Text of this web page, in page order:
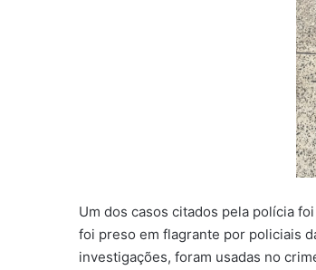
Um dos casos citados pela polícia
foi preso em flagrante por policiais
investigações, foram usadas no